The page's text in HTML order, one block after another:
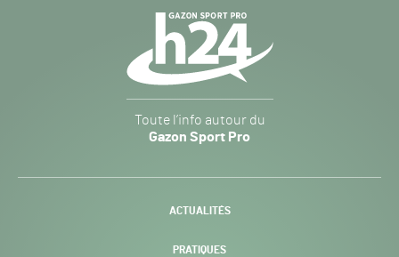
Sport
Pro
-
Toute l’info autour du
Gazon Sport Pro
ACTUALITÉS
PRATIQUES